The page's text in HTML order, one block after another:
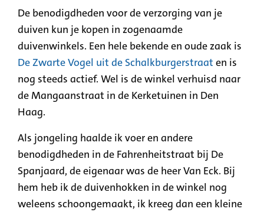
De benodigdheden voor de verzorging van je
duiven kun je kopen in zogenaamde
duivenwinkels. Een hele bekende en oude zaak is
De Zwarte Vogel uit de Schalkburgerstraat en is
nog steeds actief. Wel is de winkel verhuisd naar
de Mangaanstraat in de Kerketuinen in Den
Haag.
Als jongeling haalde ik voer en andere
benodigdheden in de Fahrenheitstraat bij De
Spanjaard, de eigenaar was de heer Van Eck. Bij
hem heb ik de duivenhokken in de winkel nog
weleens schoongemaakt, ik kreeg dan een kleine